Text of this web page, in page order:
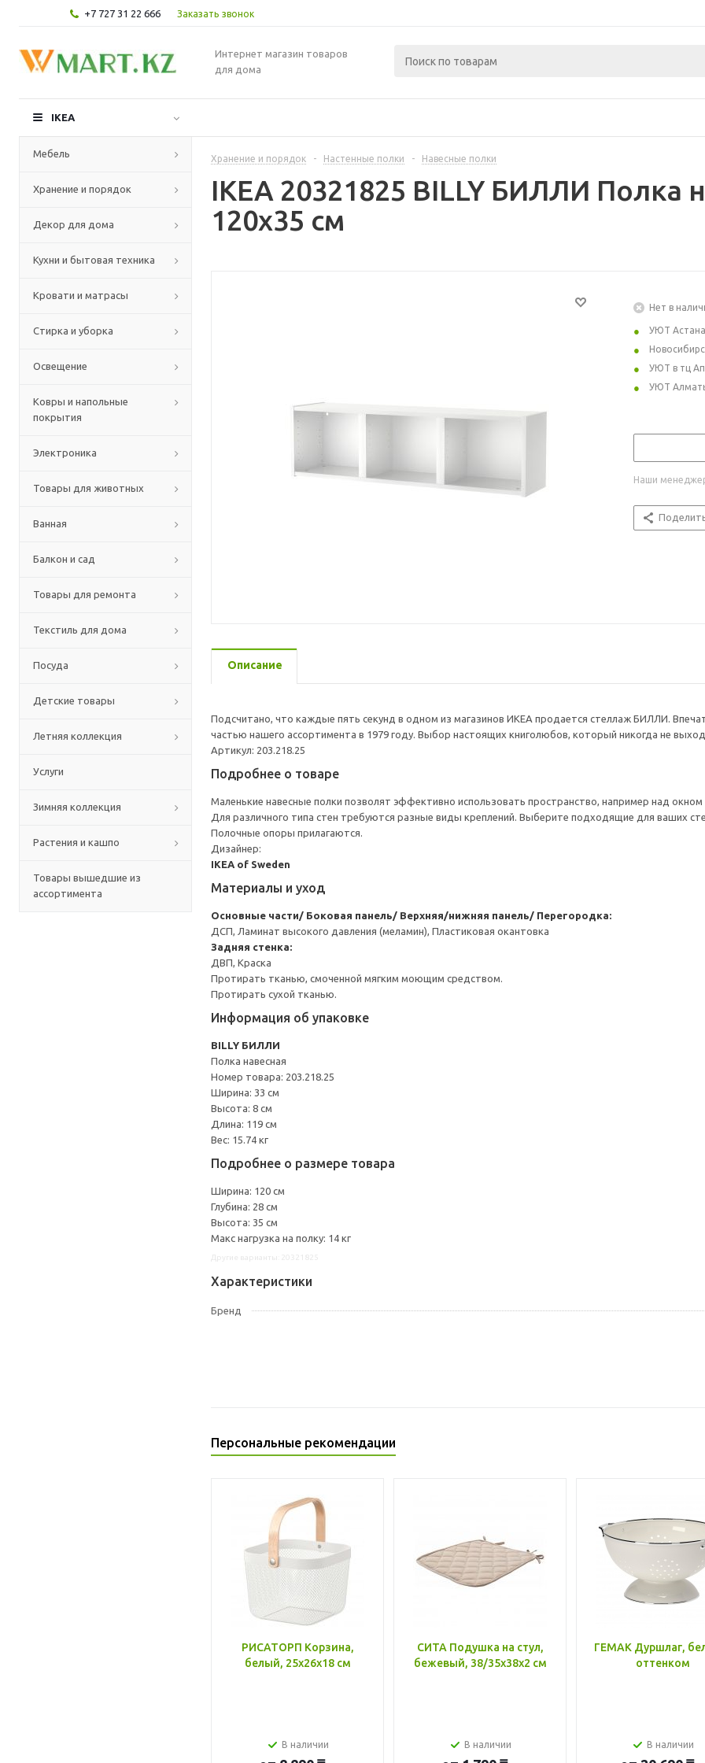
+7 727 31 22 666 Заказать звонок
Интернет магазин товаров
для дома
IKEA
Мебель
Хранение и порядок
Декор для дома
Кухни и бытовая техника
Кровати и матрасы
Стирка и уборка
Освещение
Ковры и напольные
покрытия
Электроника
Товары для животных
Ванная
Балкон и сад
Товары для ремонта
Текстиль для дома
Посуда
Детские товары
Летняя коллекция
Услуги
Зимняя коллекция
Растения и кашпо
Товары вышедшие из
ассортимента
Хранение и порядок - Настенные полки - Навесные полки
IKEA 20321825 BILLY БИЛЛИ Полка
120x35 см
Нет в
УЮТ Астана
УЮТ в тц
УЮТ
Наши
Описание
Подсчитано, что каждые пять секунд в одном из магазинов ИКЕА продается стеллаж БИЛЛИ.
частью нашего ассортимента в 1979 году. Выбор настоящих книголюбов, который никогда не
Артикул: 203.218.25
Подробнее о товаре
Маленькие навесные полки позволят эффективно использовать пространство, например над
Для различного типа стен требуются разные виды креплений. Выберите подходящие для ваших
Полочные опоры прилагаются.
Дизайнер:
IKEA of Sweden
Материалы и уход
Основные части/ Боковая панель/ Верхняя/нижняя панель/ Перегородка:
ДСП, Ламинат высокого давления (меламин), Пластиковая окантовка
Задняя стенка:
ДВП, Краска
Протирать тканью, смоченной мягким моющим средством.
Протирать сухой тканью.
Информация об упаковке
BILLY БИЛЛИ
Полка навесная
Номер товара: 203.218.25
Ширина: 33 см
Высота: 8 см
Длина: 119 см
Вес: 15.74 кг
Подробнее о размере товара
Ширина: 120 см
Глубина: 28 см
Высота: 35 см
Макс нагрузка на полку: 14 кг
Характеристики
Бренд
Персональные рекомендации
РИСАТОРП Корзина,
белый, 25x26x18 см
В наличии
СИТА Подушка на стул,
бежевый, 38/35x38x2 см
В наличии
ГЕМАК Дуршлаг,
оттенком
В наличии